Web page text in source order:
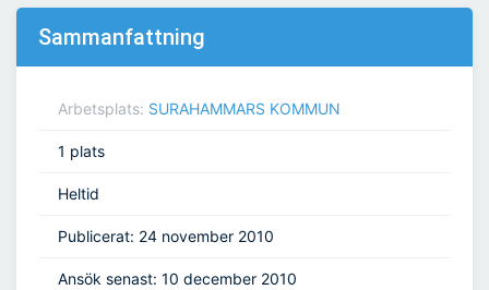
Sammanfattning
Arbetsplats: SURAHAMMARS KOMMUN
1 plats
Heltid
Publicerat: 24 november 2010
Ansök senast: 10 december 2010